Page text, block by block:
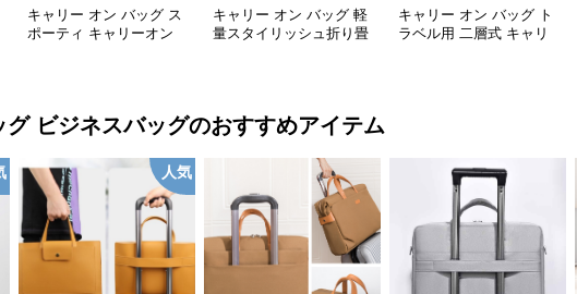
キャリー オン バッグ ス
ポーティ キャリーオン
キャリー オン バッグ 軽
量スタイリッシュ折り畳
キャリー オン バッグ ト
ラベル用 二層式 キャリ
グ ビジネスバッグのおすすめアイテム
人気